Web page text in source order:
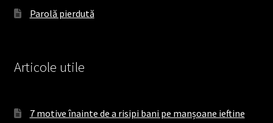
Parolă pierdută
Articole utile
7 motive înainte de a risipi bani pe manșoane ieftine